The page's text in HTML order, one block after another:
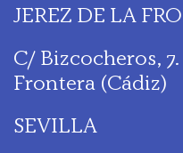
JEREZ DE LA
C/ Bizcocheros, 7.
Frontera (Cádiz)
SEVILLA